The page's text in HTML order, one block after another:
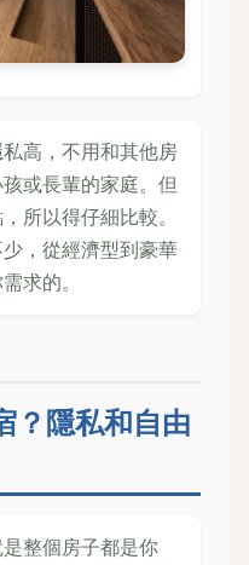
高，不用和其他房
或長輩的家庭。但
所以得仔細比較。
，從經濟型到豪華
求的。
？隱私和自由
整個房子都是你